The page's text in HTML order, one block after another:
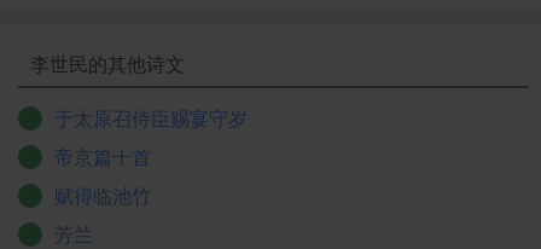
李世民的其他诗文
于太原召侍臣赐宴守岁
帝京篇十首
赋得临池竹
芳兰